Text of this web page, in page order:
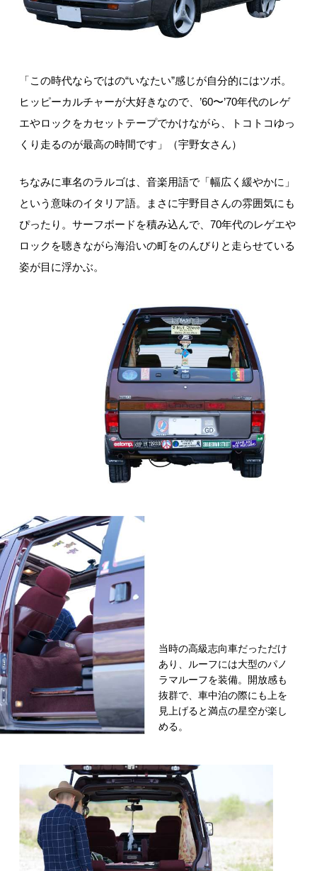
「この時代ならではの“いなたい”感じが自分的にはツボ。
ヒッピーカルチャーが大好きなので、’60〜’70年代のレゲ
エやロックをカセットテープでかけながら、トコトコゆっ
くり走るのが最高の時間です」（宇野女さん）
ちなみに車名のラルゴは、音楽用語で「幅広く緩やかに」
という意味のイタリア語。まさに宇野目さんの雰囲気にも
ぴったり。サーフボードを積み込んで、70年代のレゲエや
ロックを聴きながら海沿いの町をのんびりと走らせている
姿が目に浮かぶ。
当時の高級志向車だっただけ
あり、ルーフには大型のパノ
ラマルーフを装備。開放感も
抜群で、車中泊の際にも上を
見上げると満点の星空が楽し
める。